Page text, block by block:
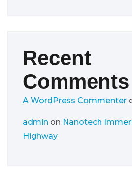
Recent
Comments
A WordPress Commenter
admin on Nanotech
Highway